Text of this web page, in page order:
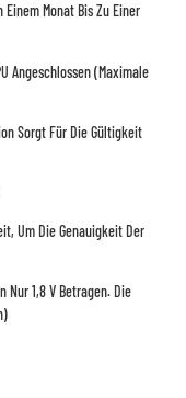
Monat Bis Zu Einer
Angeschlossen (maximale
Sorgt Für Die Gültigkeit
Um Die Genauigkeit Der
1,8 V Betragen. Die